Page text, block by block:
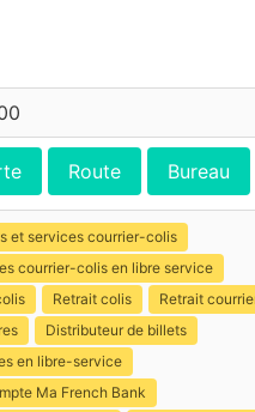
Route Bureau
et services courrier-colis
courrier-colis en libre service
Retrait colis
Retrait
Distributeur de billets
en libre-service
Ma French Bank